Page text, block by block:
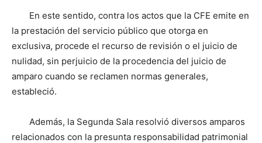
En este sentido, contra los actos que la CFE emite en
la prestación del servicio público que otorga en
exclusiva, procede el recurso de revisión o el juicio de
nulidad, sin perjuicio de la procedencia del juicio de
amparo cuando se reclamen normas generales,
estableció.
Además, la Segunda Sala resolvió diversos amparos
relacionados con la presunta responsabilidad patrimonial